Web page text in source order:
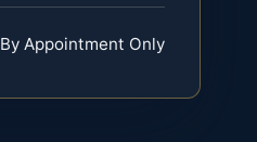
By Appointment Only